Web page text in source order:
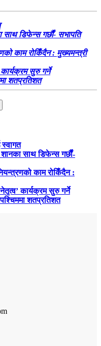
साथ डिफेन्स गर्छौं- सभापति
काम रोकिँदैन : मुख्यमन्त्री
कार्यक्रम सुरु गर्ने
शतप्रतिशत
स्वागत
शानका साथ डिफेन्स गर्छौं-
काम रोकिँदैन :
कार्यक्रम सुरु गर्ने
शतप्रतिशत